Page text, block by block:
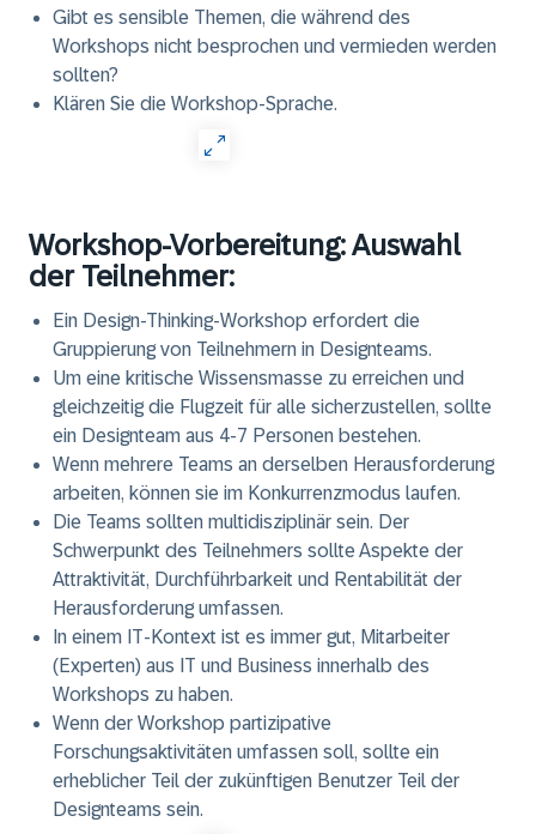
Gibt es sensible Themen, die während des
Workshops nicht besprochen und vermieden werden
sollten?
Klären Sie die Workshop-Sprache.
Workshop-Vorbereitung: Auswahl
der Teilnehmer:
Ein Design-Thinking-Workshop erfordert die
Gruppierung von Teilnehmern in Designteams.
Um eine kritische Wissensmasse zu erreichen und
gleichzeitig die Flugzeit für alle sicherzustellen, sollte
ein Designteam aus 4-7 Personen bestehen.
Wenn mehrere Teams an derselben Herausforderung
arbeiten, können sie im Konkurrenzmodus laufen.
Die Teams sollten multidisziplinär sein. Der
Schwerpunkt des Teilnehmers sollte Aspekte der
Attraktivität, Durchführbarkeit und Rentabilität der
Herausforderung umfassen.
In einem IT-Kontext ist es immer gut, Mitarbeiter
(Experten) aus IT und Business innerhalb des
Workshops zu haben.
Wenn der Workshop partizipative
Forschungsaktivitäten umfassen soll, sollte ein
erheblicher Teil der zukünftigen Benutzer Teil der
Designteams sein.